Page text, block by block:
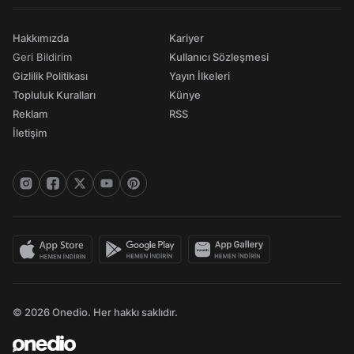
Hakkımızda
Geri Bildirim
Gizlilik Politikası
Topluluk Kuralları
Reklam
İletişim
Kariyer
Kullanıcı Sözleşmesi
Yayın İlkeleri
Künye
RSS
© 2026 Onedio. Her hakkı saklıdır.